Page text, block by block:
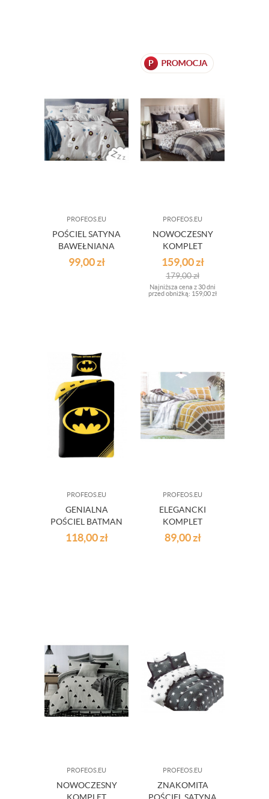
PROFEOS.EU
POŚCIEL SATYNA
BAWEŁNIANA
160X200 CM
99,00zł
PROFEOS.EU
NOWOCZESNY
KOMPLET
POŚCIELI SATIN
30
159,00zł
179,00zł
Najniższa cena z 30 dni
przed obniżką: 159,00 zł
PROFEOS.EU
GENIALNA
POŚCIEL BATMAN
- 140 X 200 CM
118,00zł
PROFEOS.EU
ELEGANCKI
KOMPLET
POŚCIELI 160/200
CM
89,00zł
PROFEOS.EU
NOWOCZESNY
PROFEOS.EU
ZNAKOMITA